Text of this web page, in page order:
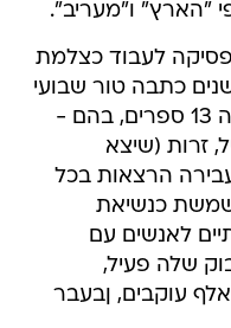
"הארץ" ו"מעריב".
לעבוד כצלמת
להתפרנס מכתיבה. 15 שנים כתבה טור שבועי
לרשת ידיעות תקשורת, פרסמה 13 ספרים, בהם -
זרות (שיצא
הרצאות בכל
היא גם משמשת כנשיאת
לאנשים עם
שלה פעיל,
האינסטגרם עם וי כחול ו-35.5 אלף עוקבים, ןבעבר